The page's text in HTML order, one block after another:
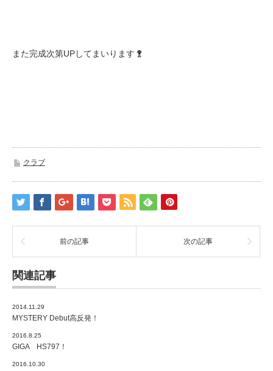
また完成次第UPしてまいります
クラブ
前の記事 次の記事
関連記事
2014.11.29
MYSTERY Debut高反発！
2016.8.25
GIGA HS797！
2016.10.30